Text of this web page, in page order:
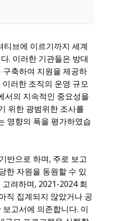
브에 이르기까지 세계
. 이러한 기관들은 방대
축하여 지원을 제공하
러한 조직의 운영 규모
서의 지속적인 중요성을
위한 광범위한 조사를
영향의 폭을 평가하였습
반으로 하며, 주로 보고
한 자원을 동원할 수 있
려하며, 2021-2024 회
직 집계되지 않았거나 공
고서에 의존합니다. 이